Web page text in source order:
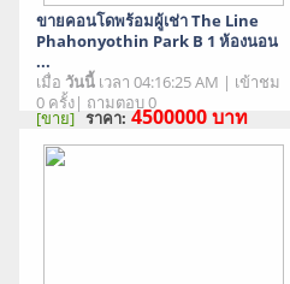
ขายคอนโดพร้อมผู้เช่า The Line
Phahonyothin Park B 1 ห้องนอน
...
เมื่อ วันนี้เวลา 04:16:25 AM | เข้าชม
0 ครั้ง| ถามตอบ 0
[ขาย]ราคา:4500000บาท